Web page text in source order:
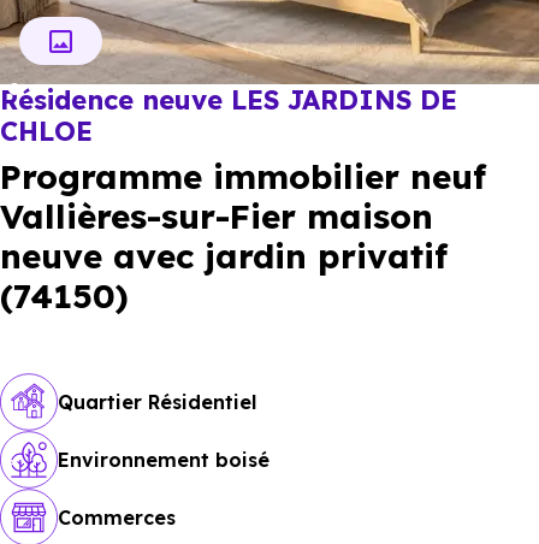
Actualités
Ressources
Financer
Résidence neuve LES JARDINS DE
CHLOE
Programme immobilier neuf
Vallières-sur-Fier maison
neuve avec jardin privatif
(74150)
Quartier Résidentiel
Environnement boisé
Commerces